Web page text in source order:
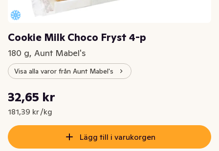
Cookie Milk Choco Fryst 4-p
180 g, Aunt Mabel's
Visa alla varor från Aunt Mabel's
Nuvarande pris är: 32,65 kr
32,65 kr
181,39 kr /kg
Styckpris: 181,39 kr /kg
Lägg till i varukorgen